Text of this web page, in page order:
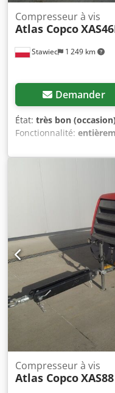
Stawiec 1 249 km
Compresseur à vis
Atlas Copco
Demander
État: très bon
Fonctionnalité:
DIESEL ATLAS COPCO
Compresseur
techniques : Débit :
bars Moteur : DEUTZ
1355h ! Chsdpfsx A T
entièrement
Prix net : 13 500 PLN
Compresseur à vis
Atlas CopcoXAS88